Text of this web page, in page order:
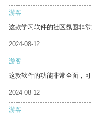
游客
这款学习软件的社区氛围非
2024-08-12
游客
这款软件的功能非常全面，可
2024-08-12
游客